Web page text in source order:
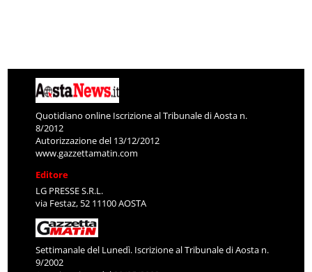
Quotidiano online Iscrizione al Tribunale di Aosta n.
8/2012
Autorizzazione del 13/12/2012
www.gazzettamatin.com
Editore
LG PRESSE S.R.L.
via Festaz, 52 11100 AOSTA
Settimanale del Lunedì. Iscrizione al Tribunale di Aosta n.
9/2002